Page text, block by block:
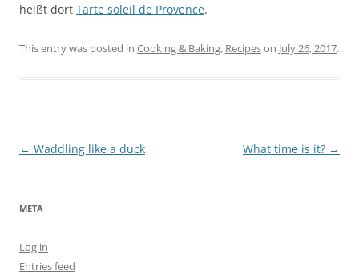
heißt dort Tarte soleil de Provence.
This entry was posted in Cooking & Baking, Recipeson July 26, 2017.
Post
← Waddling like a duck What time is it? →
META
Log in
Entries feed